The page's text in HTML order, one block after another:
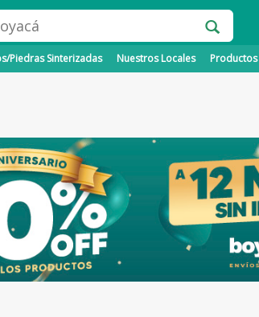
Piedras Sinterizadas Nuestros Locales